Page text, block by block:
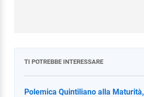
TI POTREBBE INTERESSARE
Polemica Quintiliano alla Maturità,